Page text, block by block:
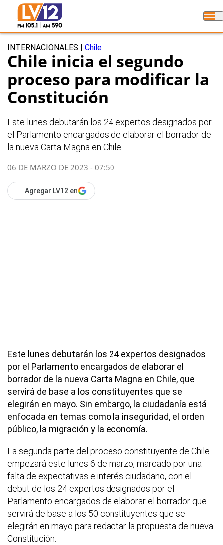
INTERNACIONALES Chile
Chile inicia el segundo
proceso para modificar la
Constitución
Este lunes debutarán los 24 expertos designados por
el Parlamento encargados de elaborar el borrador de
la nueva Carta Magna en Chile.
06 DE MARZO DE 2023 - 07:50
Agregar LV12 en
Este lunes debutarán los 24 expertos designados
por el Parlamento encargados de elaborar el
borrador de la nueva Carta Magna en Chile, que
servirá de base a los constituyentes que se
elegirán en mayo. Sin embargo, la ciudadanía está
enfocada en temas como la inseguridad, el orden
público, la migración y la economía.
La segunda parte del proceso constituyente de Chile
empezará este lunes 6 de marzo, marcado por una
falta de expectativas e interés ciudadano, con el
debut de los 24 expertos designados por el
Parlamento encargados de elaborar el borrador que
servirá de base a los 50 constituyentes que se
elegirán en mayo para redactar la propuesta de nueva
Constitución.